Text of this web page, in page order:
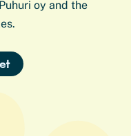
oy and the